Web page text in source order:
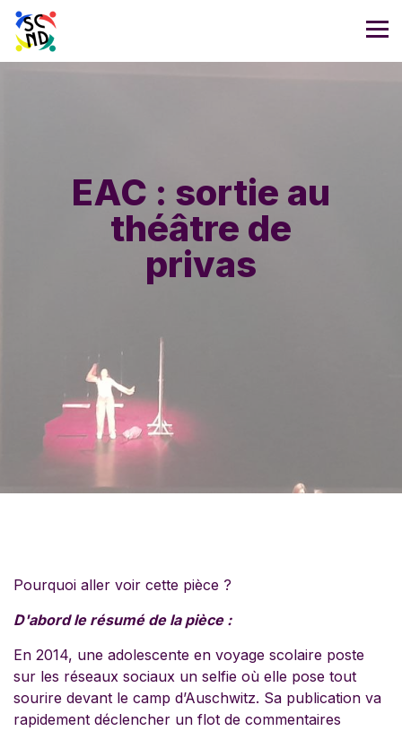
EAC : sortie au
théâtre de
privas
Pourquoi aller voir cette pièce ?
D'abord le résumé de la pièce :
En 2014, une adolescente en voyage scolaire poste
sur les réseaux sociaux un selfie où elle pose tout
sourire devant le camp d’Auschwitz. Sa publication va
rapidement déclencher un flot de commentaires